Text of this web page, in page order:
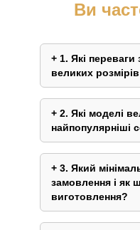
Ви
1. Які переваги
великих
2. Які моделі
найпопулярніші
3. Який
замовлення і як
виготовлення?